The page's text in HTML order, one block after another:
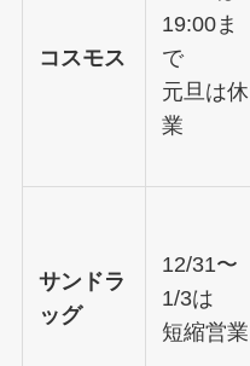
コスモス
19:00ま
で
元旦は休
業
サンドラ
ッグ
12/31〜
1/3は
短縮営業